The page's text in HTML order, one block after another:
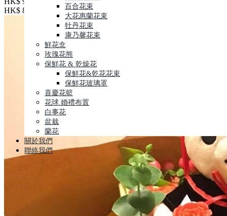
百合花束
大花惠蘭花束
牡丹花束
康乃馨花束
鮮花盒
玫瑰花熊
保鮮花 & 乾燥花
保鮮花&乾花花束
保鮮花玻璃罩
喜慶花籃
花球.婚禮布置
白事花
盆栽
蘭花
關於我們
聯絡我們
HK$ 850